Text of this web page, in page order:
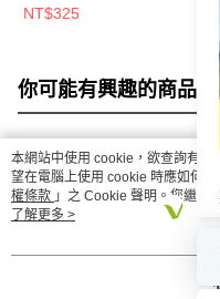
罐)
NT$325
你可能有興趣的商品
熱門標籤
本網站中使用 cookie，欲查詢有關
望在電腦上使用 cookie 時應如何
權條款 」之 Cookie 聲明。您繼續
用條款之 Cookie 聲明使用 cookie。
了解更多 >